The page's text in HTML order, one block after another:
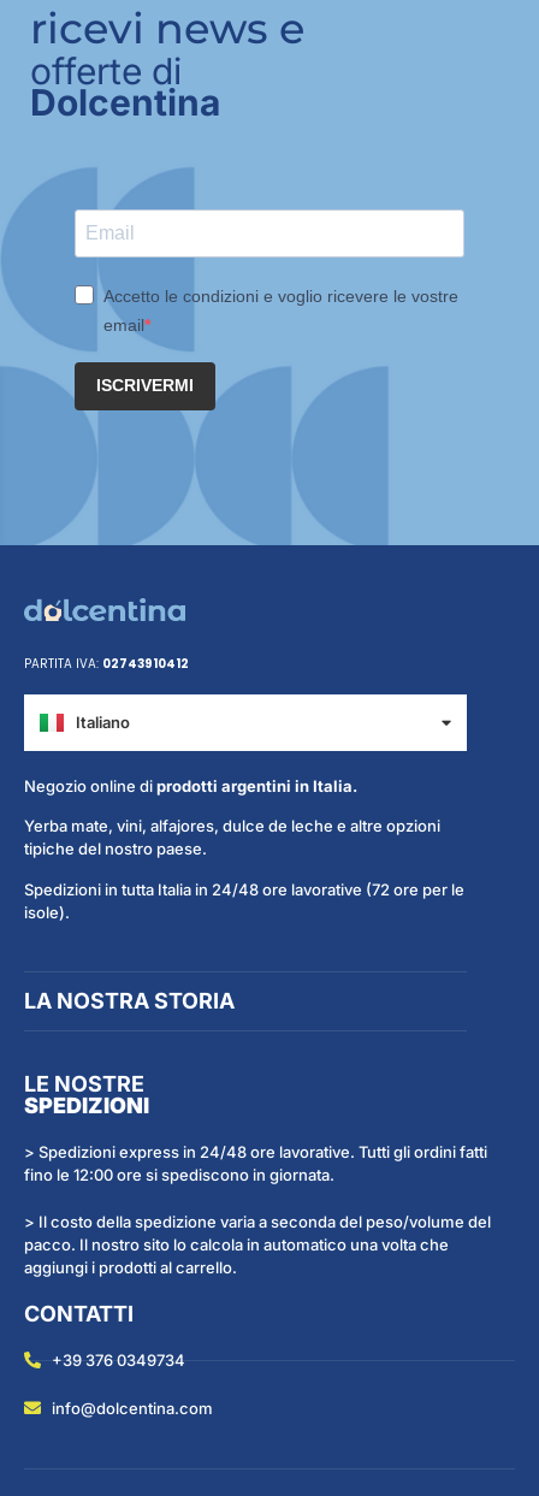
ricevi news e
offerte di
Dolcentina
Accetto le condizioni e voglio ricevere le vostre
email
ISCRIVERMI
PARTITA IVA: 02743910412
Italiano
Español
Negozio online diprodotti argentini in Italia.
Yerba mate, vini, alfajores, dulce de leche e altre opzioni
tipiche del nostro paese.
Spedizioni in tutta Italia in 24/48 ore lavorative (72 ore per le
isole).
LA NOSTRA STORIA
LE NOSTRE
SPEDIZIONI
> Spedizioni express in 24/48 ore lavorative. Tutti gli ordini fatti
fino le 12:00 ore si spediscono in giornata.
> Il costo della spedizione varia a seconda del peso/volume del
pacco. Il nostro sito lo calcola in automatico una volta che
aggiungi i prodotti al carrello.
CONTATTI
+39 376 0349734
info@dolcentina.com